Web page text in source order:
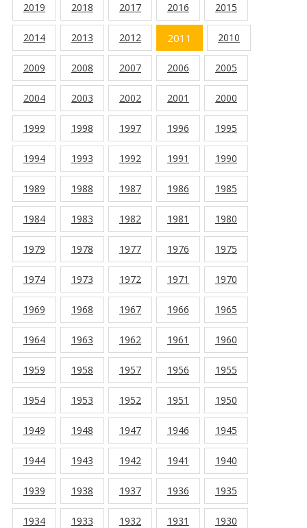
2019 2018 2017 2016 2015
2014 2013 2012 2011 2010
2009 2008 2007 2006 2005
2004 2003 2002 2001 2000
1999 1998 1997 1996 1995
1994 1993 1992 1991 1990
1989 1988 1987 1986 1985
1984 1983 1982 1981 1980
1979 1978 1977 1976 1975
1974 1973 1972 1971 1970
1969 1968 1967 1966 1965
1964 1963 1962 1961 1960
1959 1958 1957 1956 1955
1954 1953 1952 1951 1950
1949 1948 1947 1946 1945
1944 1943 1942 1941 1940
1939 1938 1937 1936 1935
1934 1933 1932 1931 1930